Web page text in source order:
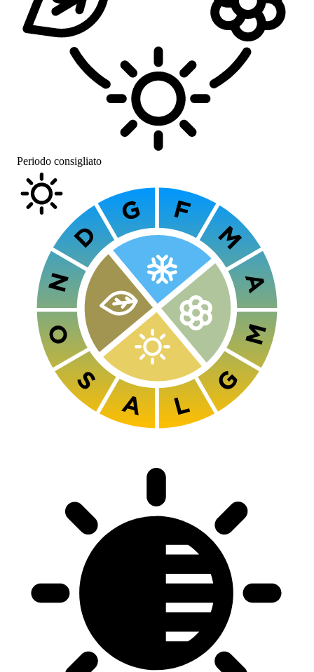
Periodo consigliato